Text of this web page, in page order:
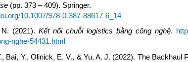
(pp. 373 – 409). Springer.
10.1007/978-0-387-88617-6_14
(2021). Kết nối chuỗi logistics bằng công nghệ.
nghe-54431.html
Bai, Y., Olinick, E. V., & Yu, A. J. (2022). The